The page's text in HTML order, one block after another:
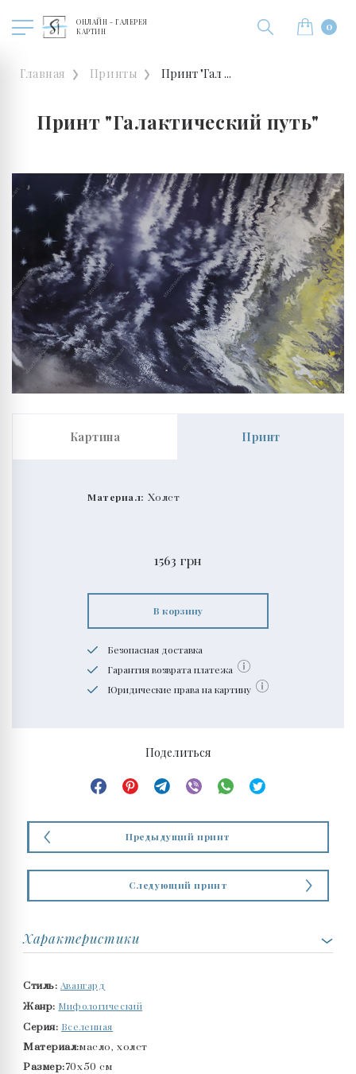
ОНЛАЙН - ГАЛЕРЕЯ
КАРТИН
0
Главная Принты Принт "Гал ...
Принт "Галактический путь"
Картина Принт
Материал: Холст
1563 грн
В корзину
Безопасная доставка
Гарантия возврата платежа
Юридические права на картину
Поделиться
Предыдущий принт
Следующий принт
Характеристики
Стиль: Авангард
Жанр: Мифологический
Серия: Вселенная
Материал:масло, холст
Размер:70x50 см